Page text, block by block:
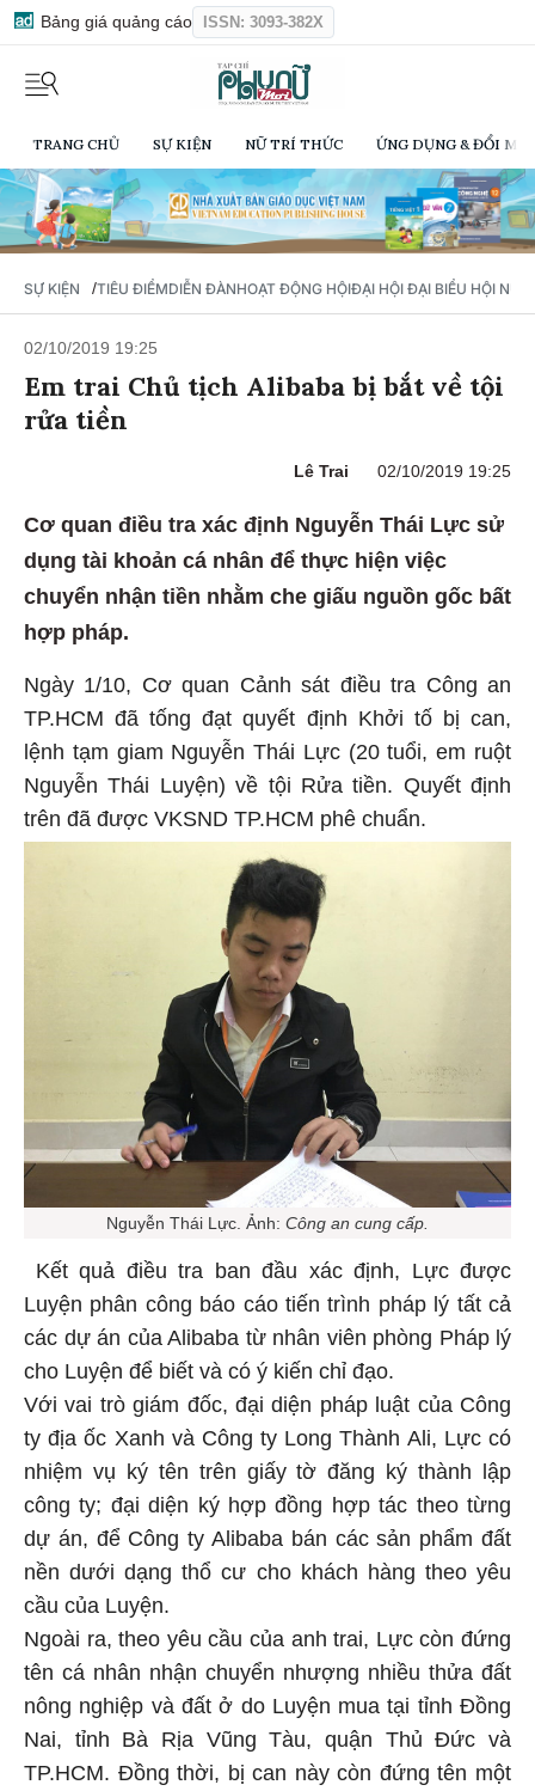
Bảng giá quảng cáo ISSN: 3093-382X
TRANG CHỦ SỰ KIỆN NỮ TRÍ THỨC ỨNG DỤNG & ĐỔI
SỰ KIỆN / TIÊU ĐIỂMDIỄN ĐÀNHOẠT ĐỘNG HỘIĐẠI HỘI ĐẠI BIỂU HỘI NỮ
02/10/2019 19:25
Em trai Chủ tịch Alibaba bị bắt về tội
rửa tiền
Lê Trai 02/10/2019 19:25
Cơ quan điều tra xác định Nguyễn Thái Lực sử
dụng tài khoản cá nhân để thực hiện việc
chuyển nhận tiền nhằm che giấu nguồn gốc bất
hợp pháp.
Ngày 1/10, Cơ quan Cảnh sát điều tra Công an
TP.HCM đã tống đạt quyết định Khởi tố bị can,
lệnh tạm giam Nguyễn Thái Lực (20 tuổi, em ruột
Nguyễn Thái Luyện) về tội Rửa tiền. Quyết định
trên đã được VKSND TP.HCM phê chuẩn.
Nguyễn Thái Lực. Ảnh: Công an cung cấp.
Kết quả điều tra ban đầu xác định, Lực được
Luyện phân công báo cáo tiến trình pháp lý tất cả
các dự án của Alibaba từ nhân viên phòng Pháp lý
cho Luyện để biết và có ý kiến chỉ đạo.
Với vai trò giám đốc, đại diện pháp luật của Công
ty địa ốc Xanh và Công ty Long Thành Ali, Lực có
nhiệm vụ ký tên trên giấy tờ đăng ký thành lập
công ty; đại diện ký hợp đồng hợp tác theo từng
dự án, để Công ty Alibaba bán các sản phẩm đất
nền dưới dạng thổ cư cho khách hàng theo yêu
cầu của Luyện.
Ngoài ra, theo yêu cầu của anh trai, Lực còn đứng
tên cá nhân nhận chuyển nhượng nhiều thửa đất
nông nghiệp và đất ở do Luyện mua tại tỉnh Đồng
Nai, tỉnh Bà Rịa Vũng Tàu, quận Thủ Đức và
TP.HCM. Đồng thời, bị can này còn đứng tên một